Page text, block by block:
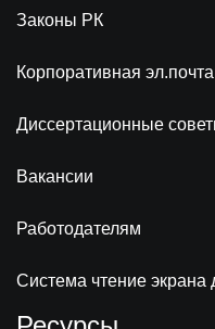
Законы РК
Корпоративная эл.почта
Диссертационные
Вакансии
Работодателям
Система чтение